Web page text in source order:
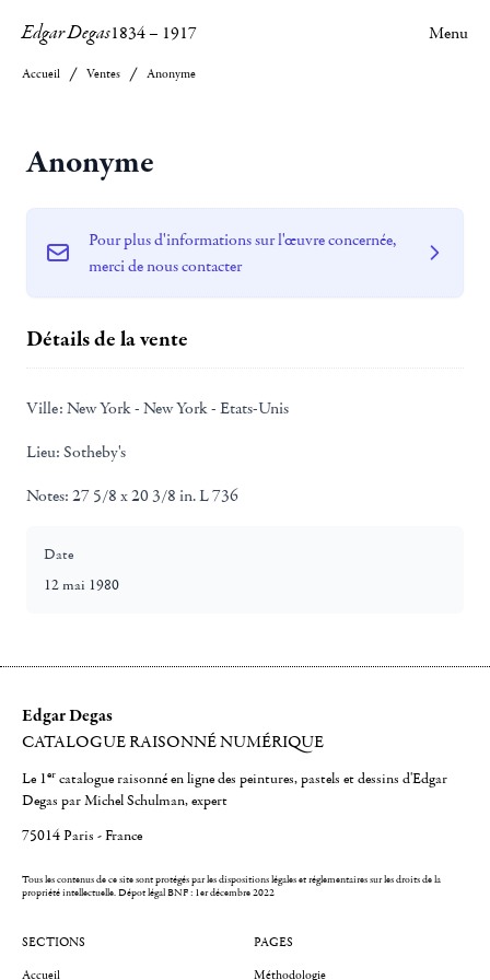
Edgar Degas1834– 1917 Menu
Accueil Ventes Anonyme
Anonyme
Pour plus d'informations sur l'œuvre concernée,
merci de nous contacter
Détails de la vente
Ville: New York - New York - Etats-Unis
Lieu: Sotheby's
Notes: 27 5/8 x 20 3/8 in. L 736
Date
12 mai 1980
Edgar Degas
CATALOGUE RAISONNÉ NUMÉRIQUE
Le 1er catalogue raisonné en ligne des peintures, pastels et dessins d'Edgar
Degas par Michel Schulman, expert
75014 Paris - France
Tous les contenus de ce site sont protégés par les dispositions légales et réglementaires sur les droits de la
propriété intellectuelle.Dépot légal BNF : 1er décembre 2022
SECTIONS
Accueil
PAGES
Méthodologie